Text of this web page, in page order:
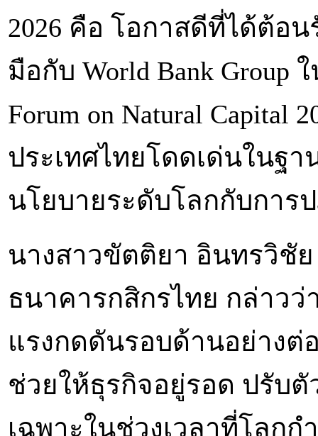
2026 คือ โอกาสดีที่ได้ต้อ
มือกับ World Bank Group
Forum on Natural Capital
ประเทศไทยโดดเด่นในฐา
นโยบายระดับโลกกับการ
นางสาวขัตติยา อินทรวิชั
ธนาคารกสิกรไทย กล่าว
แรงกดดันรอบด้านอย่างต่
ช่วยให้ธุรกิจอยู่รอด ปรับ
เฉพาะในช่วงเวลาที่โลก